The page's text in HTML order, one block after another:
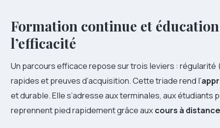
Formation continue et
l’efficacité
Un parcours efficace repose sur trois leviers :
rapides et preuves d’acquisition. Cette triade rend l’
et durable. Elle s’adresse aux terminales, aux étudiants
reprennent pied rapidement grâce auxcours à distance